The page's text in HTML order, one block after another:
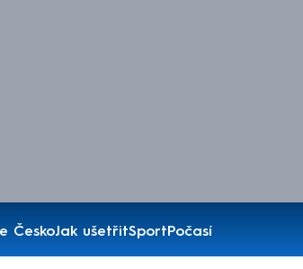
ČeskoJak ušetřitSportPočasí